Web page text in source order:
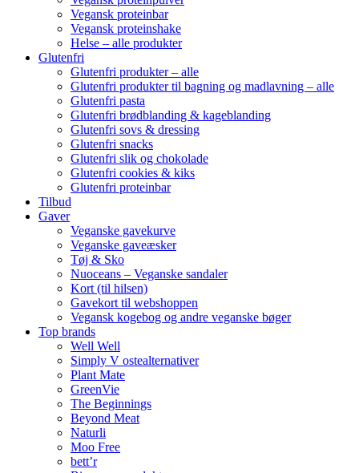
Vegansk proteinbar
Vegansk proteinshake
Helse – alle produkter
Glutenfri
Glutenfri produkter – alle
Glutenfri produkter til bagning og madlavning – alle
Glutenfri pasta
Glutenfri brødblanding & kageblanding
Glutenfri sovs & dressing
Glutenfri snacks
Glutenfri slik og chokolade
Glutenfri cookies & kiks
Glutenfri proteinbar
Tilbud
Gaver
Veganske gavekurve
Veganske gaveæsker
Tøj & Sko
Nuoceans – Veganske sandaler
Kort (til hilsen)
Gavekort til webshoppen
Vegansk kogebog og andre veganske bøger
Top brands
Well Well
Simply V ostealternativer
Plant Mate
GreenVie
The Beginnings
Beyond Meat
Naturli
Moo Free
bett’r